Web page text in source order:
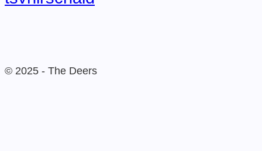
© 2025 - The Deers